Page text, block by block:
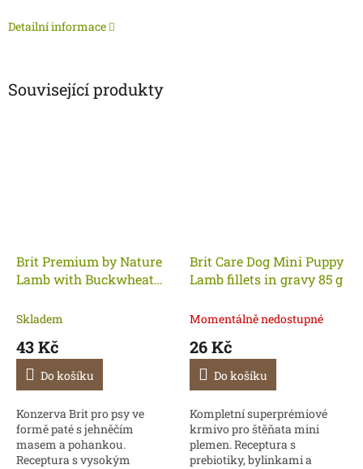
Detailní informace
Související produkty
Brit Premium by Nature
Lamb with Buckwheat
Skladem
43 Kč
Do košíku
Konzerva Brit pro psy ve
formě paté s jehněčím
masem a pohankou.
Receptura s vysokým
Brit Care Dog Mini Puppy
Lamb fillets in gravy 85 g
Momentálně nedostupné
26 Kč
Do košíku
Kompletní superprémiové
krmivo pro štěňata mini
plemen. Receptura s
prebiotiky, bylinkami a